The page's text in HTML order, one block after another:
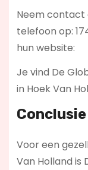
Neem
telefoon op:
hun website:
Je vind De
in Hoek Van
Conclusie
Voor een
Van Holland